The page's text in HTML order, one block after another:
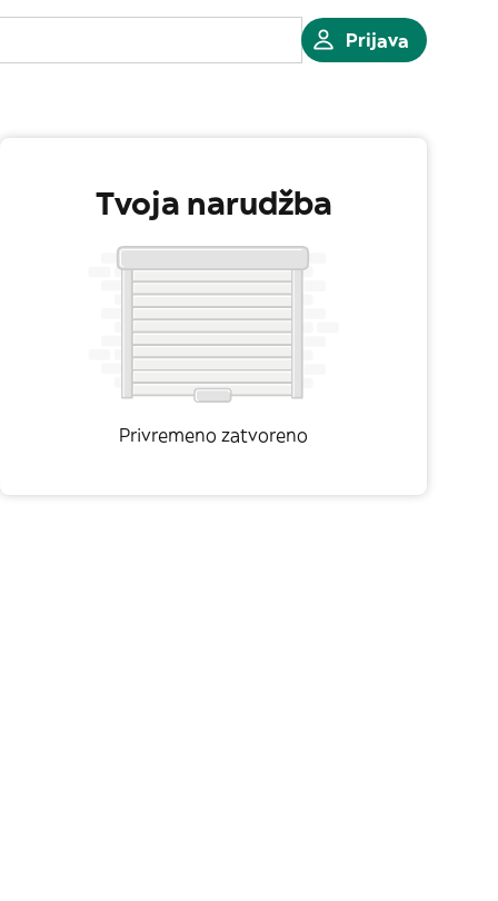
Prijava
je trenutno zatvorena. Tražiš li nešto slično?
u svojoj blizini
Tvoja narudžba
Privremeno zatvoreno